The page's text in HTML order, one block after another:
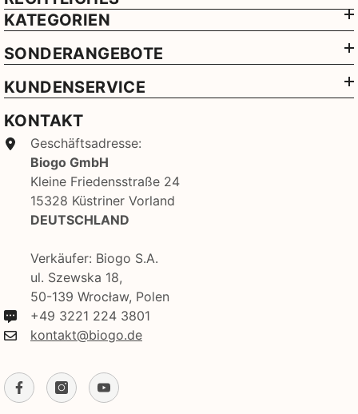
KATEGORIEN
SONDERANGEBOTE
KUNDENSERVICE
KONTAKT
Geschäftsadresse:
Biogo GmbH
Kleine Friedensstraße 24
15328 Küstriner Vorland
DEUTSCHLAND
Verkäufer: Biogo S.A.
ul. Szewska 18,
50-139 Wrocław, Polen
+49 3221 224 3801
kontakt@biogo.de